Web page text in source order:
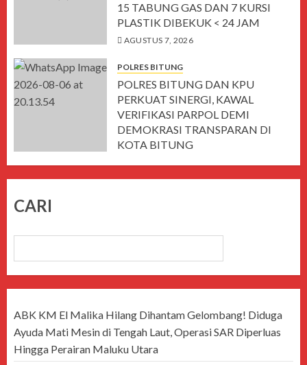
15 TABUNG GAS DAN 7 KURSI
PLASTIK DIBEKUK < 24 JAM
AGUSTUS 7, 2026
POLRES BITUNG
POLRES BITUNG DAN KPU
PERKUAT SINERGI, KAWAL
VERIFIKASI PARPOL DEMI
DEMOKRASI TRANSPARAN DI
KOTA BITUNG
CARI
ABK KM El Malika Hilang Dihantam Gelombang! Diduga
Ayuda Mati Mesin di Tengah Laut, Operasi SAR Diperluas
Hingga Perairan Maluku Utara